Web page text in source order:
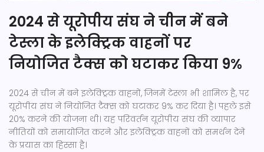
2024 से यूरोपीय संघ ने चीन में बने
टेस्ला के इलेक्ट्रिक वाहनों पर
नियोजित टैक्स को घटाकर किया 9%
2024 से चीन में बने इलेक्ट्रिक वाहनों, जिनमें टेस्ला भी शामिल है, पर
यूरोपीय संघ ने नियोजित टैक्स को घटाकर 9% कर दिया है। पहले इसे
20% करने की योजना थी। यह परिवर्तन यूरोपीय संघ की व्यापार
नीतियों को समायोजित करने और इलेक्ट्रिक वाहनों को समर्थन देने
के प्रयास का हिस्सा है।